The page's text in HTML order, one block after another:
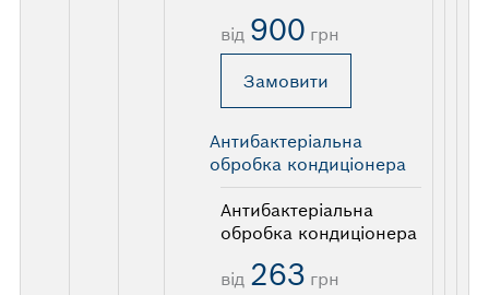
від 900 грн
Замовити
Антибактеріальна
обробка кондиціонера
Антибактеріальна
обробка кондиціонера
від 263 грн